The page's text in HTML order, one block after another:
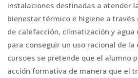
instalaciones destinadas a atender
bienestar térmico e higiene a través
de calefacción, climatización y
para conseguir un uso racional de la
cursoes se pretende que el alumno
acción formativa de manera que el